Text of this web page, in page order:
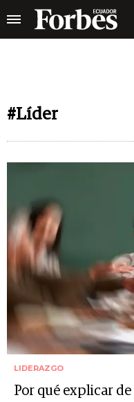
#Líder
LIDERAZGO
Por qué explicar